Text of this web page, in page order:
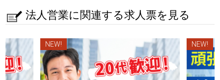
法人営業に関連する求人票を見る
NEW! NEW!